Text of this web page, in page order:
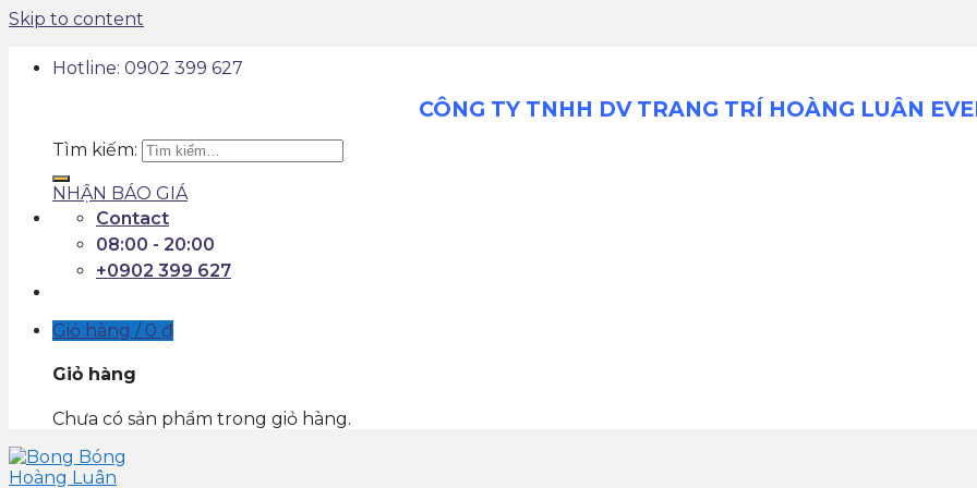
Skip to content
Hotline: 0902 399 627
CÔNG TY TNHH DV TRANG TRÍ HOÀNG LUÂN
Tìm kiếm:
NHẬN BÁO GIÁ
Contact
08:00 - 20:00
+0902 399 627
Giỏ hàng / 0 ₫
Giỏ hàng
Chưa có sản phẩm trong giỏ hàng.